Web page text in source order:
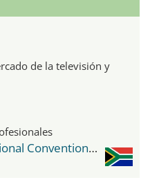
de la televisión y
CTICC Cape Town International Convention Center